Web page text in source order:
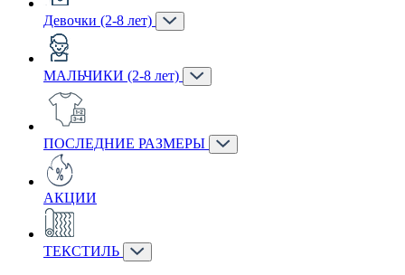
Девочки (2-8 лет)
МАЛЬЧИКИ (2-8 лет)
ПОСЛЕДНИЕ РАЗМЕРЫ
АКЦИИ
ТЕКСТИЛЬ